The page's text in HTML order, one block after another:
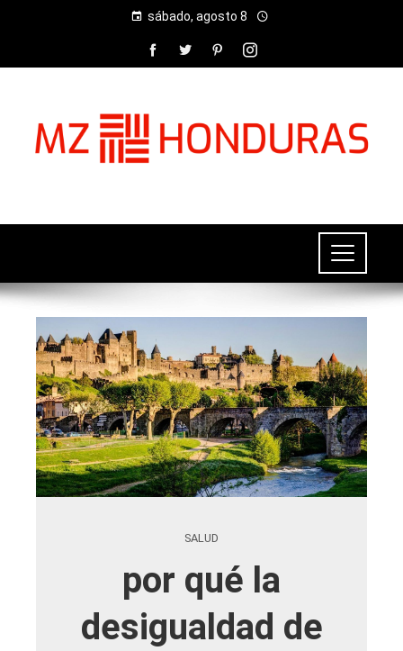
sábado, agosto 8
SALUD
por qué la
desigualdad de